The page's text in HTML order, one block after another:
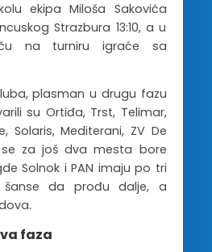
ekipa Miloša Sakovića
Strazbura 13:10, a u
na turniru igraće sa
plasman u drugu fazu
su Ortiđa, Trst, Telimar,
Solaris, Mediterani, ZV De
se za još dva mesta bore
Solnok i PAN imaju po tri
da prođu dalje, a
faza